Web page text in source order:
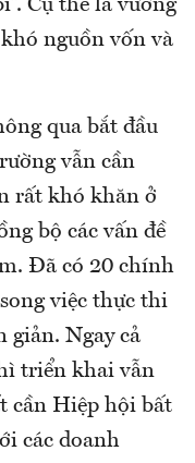
Cụ thể là vướng
nguồn vốn và
qua bắt đầu
vẫn cần
rất khó khăn ở
bộ các vấn đề
Đã có 20 chính
việc thực thi
giản. Ngay cả
triển khai vẫn
cần Hiệp hội bất
các doanh